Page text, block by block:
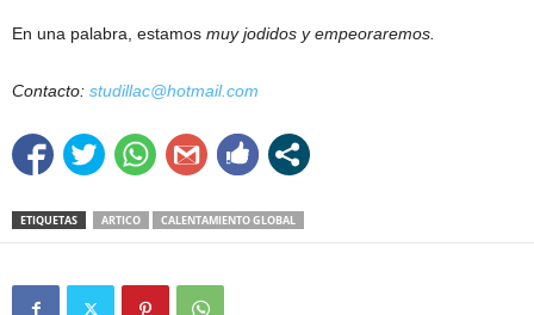
En una palabra, estamos muy jodidos y empeoraremos.
Contacto: studillac@hotmail.com
ETIQUETAS ARTICO CALENTAMIENTO GLOBAL